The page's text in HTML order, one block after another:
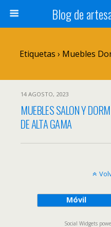
Blog de
Etiquetas › Muebles
14 AGOSTO, 2023
MUEBLES SALON Y
DE ALTA GAMA
Móvil
Social Widgets